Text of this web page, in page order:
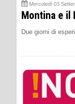
Mercoledì 03
Montina e il
Due giorni di